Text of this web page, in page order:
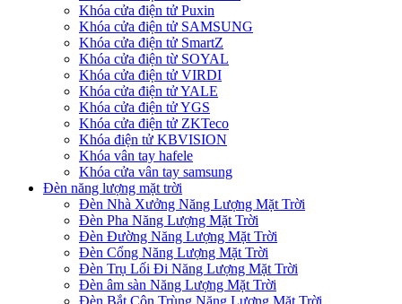
Khóa cửa điện tử Puxin
Khóa cửa điện tử SAMSUNG
Khóa cửa điện tử SmartZ
Khóa cửa điện từ SOYAL
Khóa cửa điện tử VIRDI
Khóa cửa điện tử YALE
Khóa cửa điện tử YGS
Khóa cửa điện tử ZKTeco
Khóa điện tử KBVISION
Khóa vân tay hafele
Khóa cửa vân tay samsung
Đèn năng lượng mặt trời
Đèn Nhà Xưởng Năng Lượng Mặt Trời
Đèn Pha Năng Lượng Mặt Trời
Đèn Đường Năng Lượng Mặt Trời
Đèn Cổng Năng Lượng Mặt Trời
Đèn Trụ Lối Đi Năng Lượng Mặt Trời
Đèn âm sàn Năng Lượng Mặt Trời
Đèn Bắt Côn Trùng Năng Lượng Mặt Trời